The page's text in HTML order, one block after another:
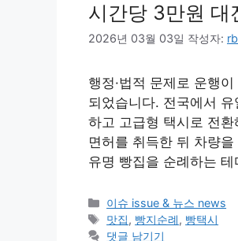
시간당 3만원 대
2026년 03월 03일 작성자:
행정·법적 문제로 운행
되었습니다. 전국에서
하고 고급형 택시로 전
면허를 취득한 뒤 차량
유명 빵집을 순례하는
카
테
고
이슈 issue & 뉴스 news
태
그
맛집, 빵지순례, 빵택시
댓글 남기기